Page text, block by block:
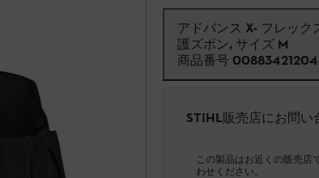
アドバンス X- フレック
護ズボン, サイズ M
商品番号 00883421204
STIHL販売店にお問い
この製品はお近くの販売店
わせください。